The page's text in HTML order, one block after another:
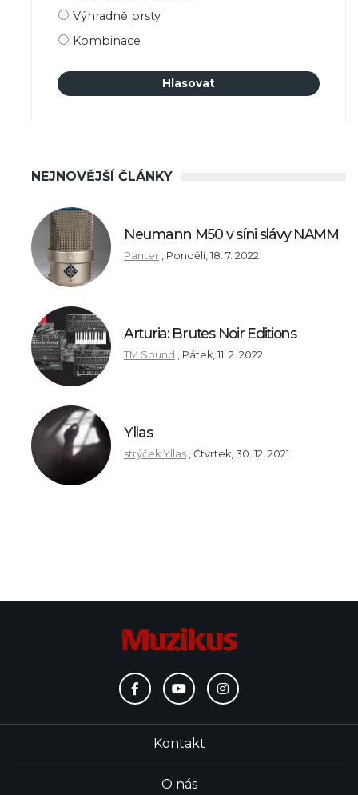
Výhradně prsty
Kombinace
NEJNOVĚJŠÍ ČLÁNKY
Neumann M50 v síni slávy NAMM
Panter , Pondělí, 18. 7. 2022
Arturia: Brutes Noir Editions
TM Sound , Pátek, 11. 2. 2022
Yllas
strýček Yllas , Čtvrtek, 30. 12. 2021
Kontakt
O nás